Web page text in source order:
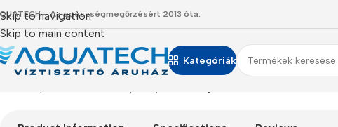
Skip to navigation
Skip to main content
- Az egészségmegőrzésért 2013 óta.
Kategóriák